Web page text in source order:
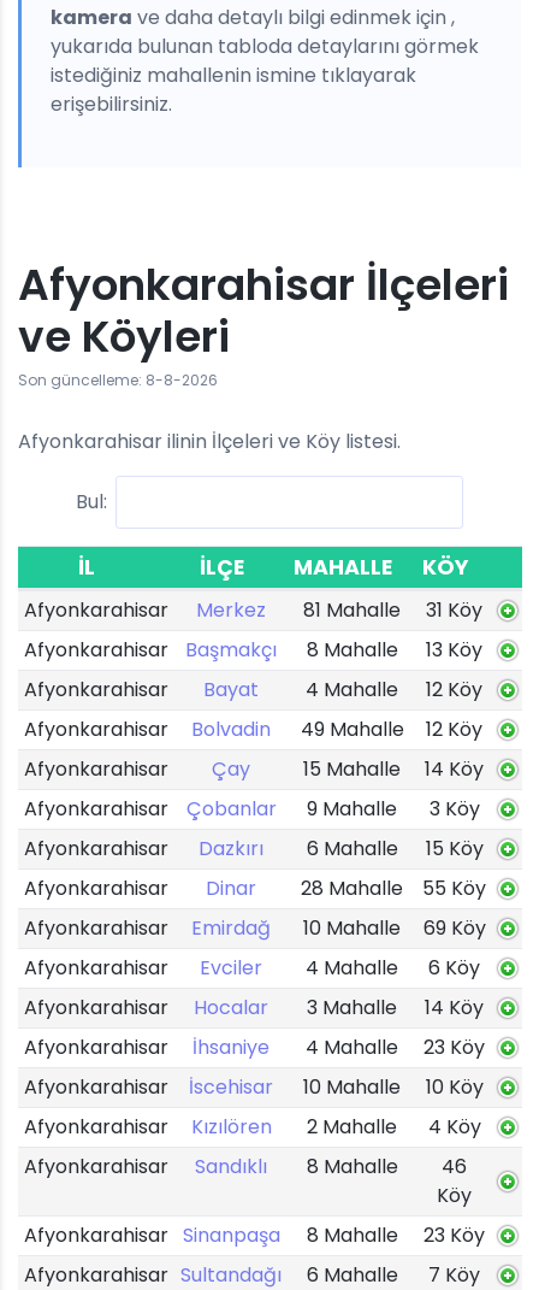
kamera ve daha detaylı bilgi edinmek için ,
yukarıda bulunan tabloda detaylarını görmek
istediğiniz mahallenin ismine tıklayarak
erişebilirsiniz.
Afyonkarahisar İlçeleri
ve Köyleri
Son güncelleme: 8-8-2026
Afyonkarahisar ilinin İlçeleri ve Köy listesi.
Bul:
İL İLÇE MAHALLE KÖY
Afyonkarahisar Merkez 81 Mahalle
31 Köy
Afyonkarahisar
Başmakçı 8 Mahalle
13 Köy
Afyonkarahisar
Bayat 4 Mahalle
12 Köy
Afyonkarahisar
Bolvadin 49 Mahalle
12 Köy
Afyonkarahisar
Çay 15 Mahalle
14 Köy
Afyonkarahisar
Çobanlar 9 Mahalle
3 Köy
Afyonkarahisar
Dazkırı 6 Mahalle
15 Köy
Afyonkarahisar
Dinar 28 Mahalle
55 Köy
Afyonkarahisar
Emirdağ 10 Mahalle
69 Köy
Afyonkarahisar
Evciler 4 Mahalle
6 Köy
Afyonkarahisar
Hocalar 3 Mahalle
14 Köy
Afyonkarahisar
İhsaniye 4 Mahalle
23 Köy
Afyonkarahisar
İscehisar 10 Mahalle
10 Köy
Afyonkarahisar
Kızılören 2 Mahalle
4 Köy
Afyonkarahisar
Sandıklı 8 Mahalle
46
Köy
Afyonkarahisar Sinanpaşa 8 Mahalle
23 Köy
Afyonkarahisar Sultandağı 6 Mahalle
7 Köy